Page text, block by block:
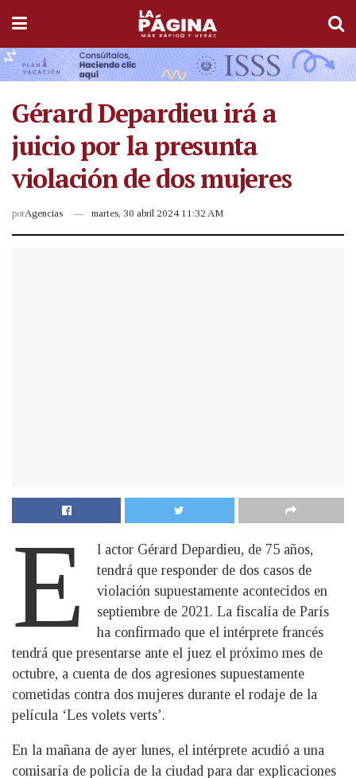
Gérard Depardieu irá a
juicio por la presunta
violación de dos mujeres
porAgencias martes, 30 abril 2024 11:32 AM
E
l actor Gérard Depardieu, de 75 años,
tendrá que responder de dos casos de
violación supuestamente acontecidos en
septiembre de 2021. La fiscalía de París
ha confirmado que el intérprete francés
tendrá que presentarse ante el juez el próximo mes de
octubre, a cuenta de dos agresiones supuestamente
cometidas contra dos mujeres durante el rodaje de la
película ‘Les volets verts’.
En la mañana de ayer lunes, el intérprete acudió a una
comisaría de policía de la ciudad para dar explicaciones